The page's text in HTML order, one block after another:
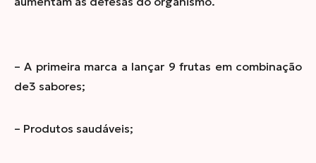
–A primeira marca a lançar 9 frutas em combinação
de3 sabores;
– Produtos saudáveis;